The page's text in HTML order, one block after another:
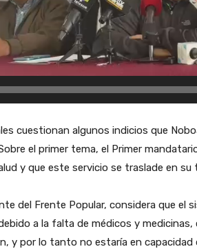
cuestionan algunos indicios que
el primer tema, el Primer
y que este servicio se traslade en
del Frente Popular, considera que el
a la falta de médicos y
y por lo tanto no estaría en